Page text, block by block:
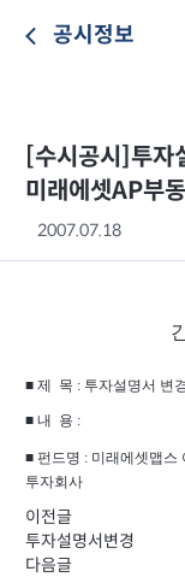
공시정보
[수시공시]투자
미래에셋AP부
2007.07.18
■ 제 목 : 투자설명서 변
■ 내 용 :
■ 펀드명 : 미래에셋맵스
투자회사
이전글
투자설명서변경
다음글